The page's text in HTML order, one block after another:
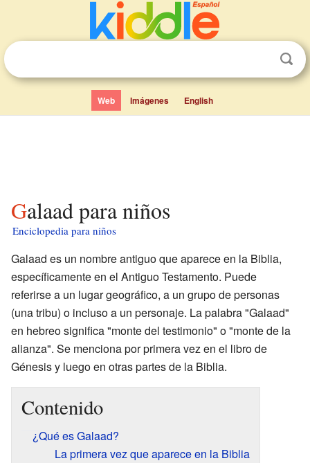
Web Imágenes English
Galaad para niños
Enciclopedia para niños
Galaad es un nombre antiguo que aparece en la Biblia,
específicamente en el Antiguo Testamento. Puede
referirse a un lugar geográfico, a un grupo de personas
(una tribu) o incluso a un personaje. La palabra "Galaad"
en hebreo significa "monte del testimonio" o "monte de la
alianza". Se menciona por primera vez en el libro de
Génesis y luego en otras partes de la Biblia.
Contenido
¿Qué es Galaad?
La primera vez que aparece en la Biblia